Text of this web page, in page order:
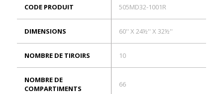
CODE PRODUIT 505MD32-1001R
DIMENSIONS 60'' X 24½'' X 32½''
NOMBRE DE TIROIRS 10
NOMBRE DE
COMPARTIMENTS
66